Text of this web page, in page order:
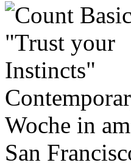
Woche in
San